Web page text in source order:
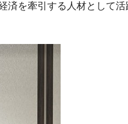
済を牽引する人材として